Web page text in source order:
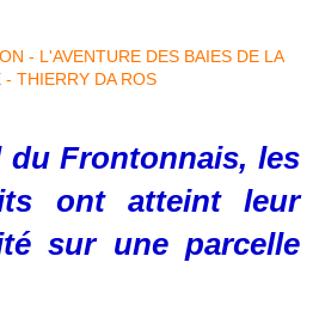
du Frontonnais, les
ont atteint leur
sur une parcelle